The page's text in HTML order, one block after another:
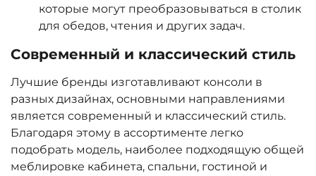
которые могут преобразовываться в столик
для обедов, чтения и других задач.
Современный и классический стиль
Лучшие бренды изготавливают консоли в
разных дизайнах, основными направлениями
является современный и классический стиль.
Благодаря этому в ассортименте легко
подобрать модель, наиболее подходящую общей
меблировке кабинета, спальни, гостиной и